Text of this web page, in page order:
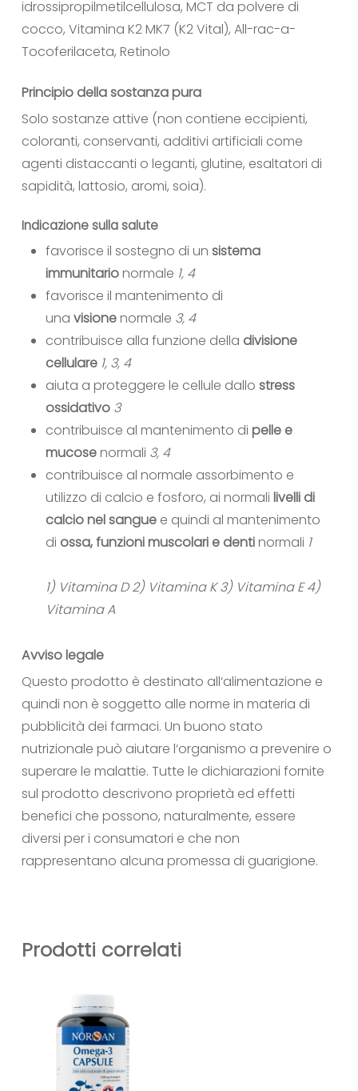
idrossipropilmetilcellulosa, MCT da polvere di
cocco, Vitamina K2 MK7 (K2 Vital), All-rac-a-
Tocoferilaceta, Retinolo
Principio della sostanza pura
Solo sostanze attive (non contiene eccipienti,
coloranti, conservanti, additivi artificiali come
agenti distaccanti o leganti, glutine, esaltatori di
sapidità, lattosio, aromi, soia).
Indicazione sulla salute
favorisce il sostegno di un sistema
immunitarionormale 1, 4
favorisce il mantenimento di
una visionenormale 3, 4
contribuisce alla funzione della divisione
cellulare 1, 3, 4
aiuta a proteggere le cellule dallo stress
ossidativo 3
contribuisce al mantenimento di pelle e
mucosenormali 3, 4
contribuisce al normale assorbimento e
utilizzo di calcio e fosforo, ai normali livelli di
calcio nel sanguee quindi al mantenimento
di ossa, funzioni muscolari e dentinormali 1
1) Vitamina D2) Vitamina K3) Vitamina E4)
Vitamina A
Avviso legale
Questo prodotto è destinato all‘alimentazione e
quindi non è soggetto alle norme in materia di
pubblicità dei farmaci. Un buono stato
nutrizionale può aiutare l‘organismo a prevenire o
superare le malattie. Tutte le dichiarazioni fornite
sul prodotto descrivono proprietà ed effetti
benefici che possono, naturalmente, essere
diversi per i consumatori e che non
rappresentano alcuna promessa di guarigione.
Prodotti correlati